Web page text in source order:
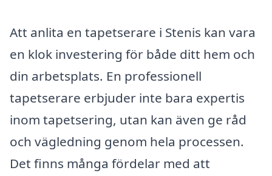
Att anlita en tapetserare i Stenis kan vara
en klok investering för både ditt hem och
din arbetsplats. En professionell
tapetserare erbjuder inte bara expertis
inom tapetsering, utan kan även ge råd
och vägledning genom hela processen.
Det finns många fördelar med att